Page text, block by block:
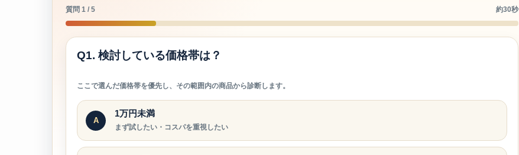
質問 1 / 5 約30秒
Q1. 検討している価格帯は？
ここで選んだ価格帯を優先し、その範囲内の商品から診断します。
A
1万円未満
まず試したい・コスパを重視したい